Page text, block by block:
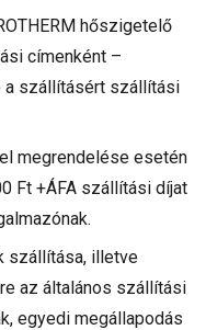
hőszigetelő
címenként –
a szállításért szállítási
megrendelése esetén
Ft +ÁFA szállítási díjat
szállítása, illetve
az általános szállítási
egyedi megállapodás